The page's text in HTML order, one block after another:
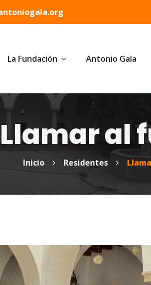
La Fundación Antonio Gala
Llamar al
Inicio Residentes